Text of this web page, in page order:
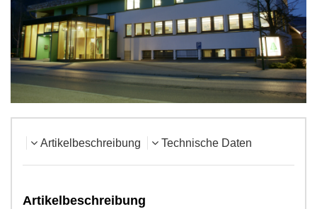
Artikelbeschreibung Technische Daten
Artikelbeschreibung